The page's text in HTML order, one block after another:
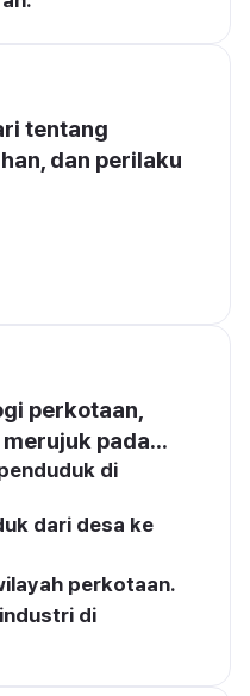
tentang
dan perilaku
perkotaan,
pada...
di
dari desa ke
perkotaan.
di